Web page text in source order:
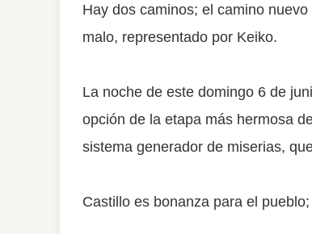
Hay dos caminos; el camino
malo, representado por Keiko.
La noche de este domingo 6 de
opción de la etapa más hermosa
sistema generador de miserias,
Castillo es bonanza para el